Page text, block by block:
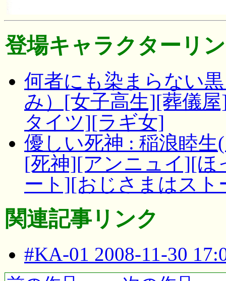
登場キャラクターリ
何者にも染まらない
み）[女子高生][葬儀
タイツ][ラギ女]
優しい死神 : 稲浪睦
[死神][アンニュイ][ほ
ート][おじさまはス
関連記事リンク
#KA-01 2008-11-30